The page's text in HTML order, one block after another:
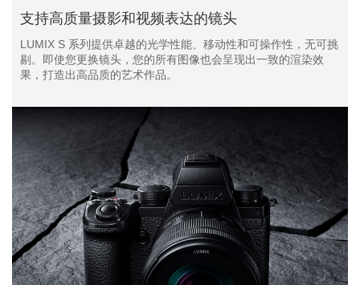
支持高质量摄影和视频表达的镜头
LUMIX S 系列提供卓越的光学性能、移动性和可操作性，无可挑
剔。即使您更换镜头，您的所有图像也会呈现出一致的渲染效
果，打造出高品质的艺术作品。